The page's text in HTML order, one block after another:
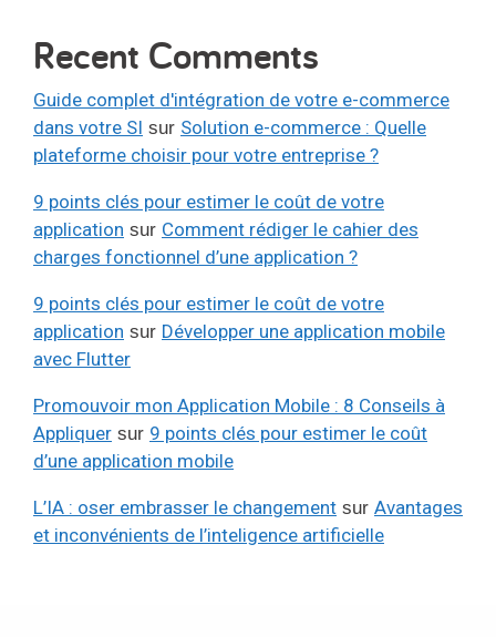
Recent Comments
Guide complet d'intégration de votre e-commerce
dans votre SI sur Solution e-commerce : Quelle
plateforme choisir pour votre entreprise ?
9 points clés pour estimer le coût de votre
application sur Comment rédiger le cahier des
charges fonctionnel d’une application ?
9 points clés pour estimer le coût de votre
application sur Développer une application mobile
avec Flutter
Promouvoir mon Application Mobile : 8 Conseils à
Appliquer sur 9 points clés pour estimer le coût
d’une application mobile
L’IA : oser embrasser le changement sur Avantages
et inconvénients de l’inteligence artificielle